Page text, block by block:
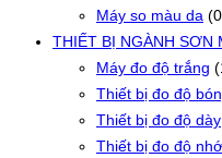
Máy so màu da
THIẾT BỊ NGÀNH SƠN
Máy đo độ trắng
Thiết bị đo độ
Thiết bị đo độ dày
Thiết bị đo độ